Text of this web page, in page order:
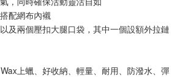
配網布內襯
及兩個壓扣大腿口袋，其中一個設額外拉鏈
上蠟、好收納、輕量、耐用、防潑水、彈